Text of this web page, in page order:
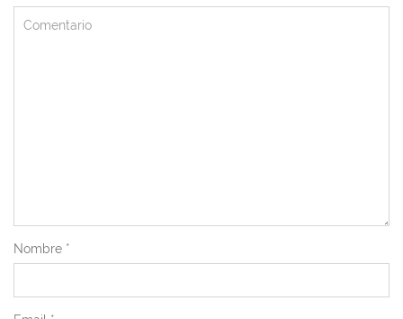
Nombre *